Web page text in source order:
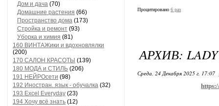
Дом и дача (70)
Домашние растения (66)
Пространство дома (173)
Стройка и ремонт (93)
Уборка и химия (81)
160 ВИНТАЖики и вдохновлялки
(200)
170 САЛОН КРАСОТЫ (139)
180 МОДА и СТИЛЬ (206)
191 НЕЙРОсети (98)
192 Иностран. язык - обучалка (32)
193 Excel Everyday (23)
194 Хочу всё знать (12)
Процитировано 6 раз
АРХИВ: LADY
Среда, 24 Декабря 2025 г. 17:07